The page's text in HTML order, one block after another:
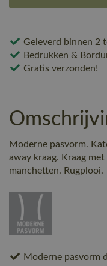
Geleverd binnen 2
Bedrukken &
Gratis verzonden!
Moderne pasvorm.
away kraag. Kraag
manchetten. Rugplooi.
Moderne pasvorm